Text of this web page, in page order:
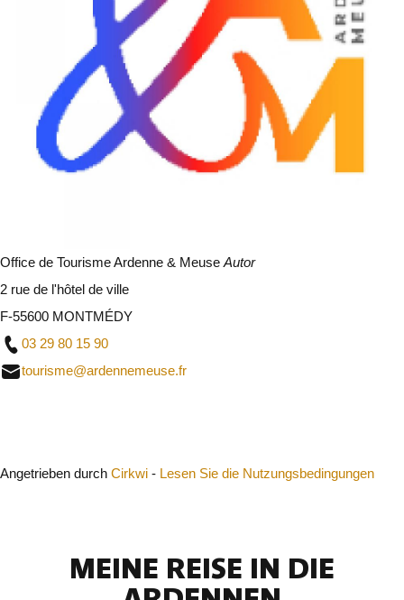
Office de Tourisme Ardenne & Meuse Autor
2 rue de l'hôtel de ville
F-55600 MONTMÉDY
03 29 80 15 90
tourisme@ardennemeuse.fr
Angetrieben durch Cirkwi - Lesen Sie die Nutzungsbedingungen
MEINE REISE IN DIE